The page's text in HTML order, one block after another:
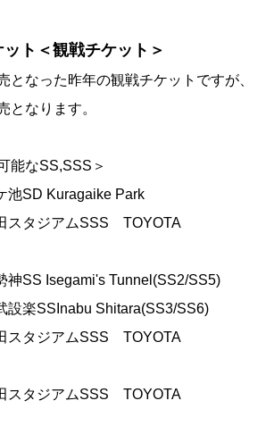
ト＜観戦チケット＞
となった昨年の観戦チケットですが、
となります。
能なSS,SSS＞
SD Kuragaike Park
スタジアムSSS TOYOTA
SS Isegami's Tunnel(SS2/SS5)
楽SSInabu Shitara(SS3/SS6)
スタジアムSSS TOYOTA
スタジアムSSS TOYOTA